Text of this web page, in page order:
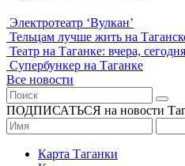
Электротеатр ‘Вулкан’
Тельцам лучше жить на
Театр на Таганке: вчера,
Супербункер на Таганке
Все новости
ПОДПИСАТЬСЯ на новости
Карта Таганки